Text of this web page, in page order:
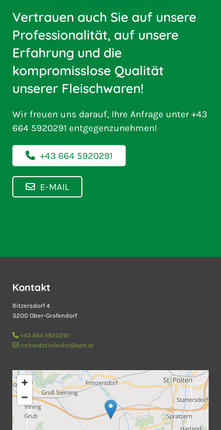
Vertrauen auch Sie auf unsere
Professionalität, auf unsere
Erfahrung und die
kompromisslose Qualität
unserer Fleischwaren!
Wir freuen uns darauf, Ihre Anfrage unter +43
664 5920291 entgegenzunehmen!
+43 664 5920291
E-MAIL
Kontakt
Ritzersdorf 4
3200 Ober-Grafendorf
 +43 664 5920291
 richardstiefsohn@aon.at